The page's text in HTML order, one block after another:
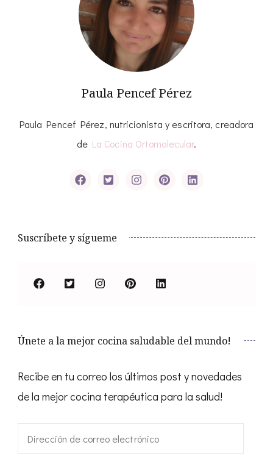
Paula Pencef Pérez
Paula Pencef Pérez, nutricionista y escritora, creadora
de La Cocina Ortomolecular.
Suscríbete y sígueme
Únete a la mejor cocina saludable del mundo!
Recibe en tu correo los últimos post y novedades
de la mejor cocina terapéutica para la salud!
Dirección
de